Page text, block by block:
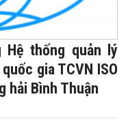
thống quản lý
gia TCVN ISO
hải Bình Thuận